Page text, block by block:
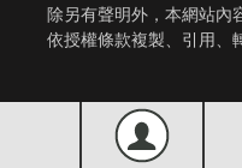
除另有聲明外，本網站內
依授權條款複製、引用、